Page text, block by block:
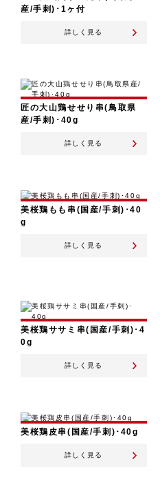
産/手刺)･1ヶ付
詳しく見る
匠の大山鶏せせり串(鳥取県
産/手刺)･40g
詳しく見る
美桜鶏もも串(国産/手刺)･40
g
詳しく見る
美桜鶏ササミ串(国産/手刺)･4
0g
詳しく見る
美桜鶏皮串(国産/手刺)･40g
詳しく見る